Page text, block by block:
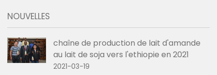
NOUVELLES
chaîne de production de lait d'amande
au lait de soja vers l'ethiopie en 2021
2021-03-19